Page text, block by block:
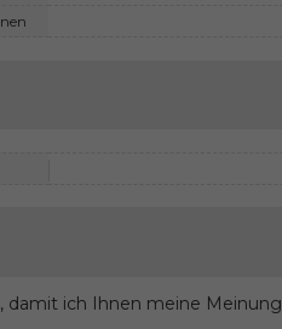
damit ich Ihnen meine